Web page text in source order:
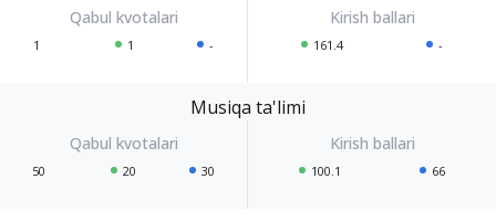
1 1 - 161.4 -
Musiqa ta'limi
50 20 30 100.1 66